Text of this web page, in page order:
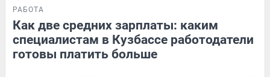
РАБОТА
Как две средних зарплаты: каким
специалистам в Кузбассе работодатели
готовы платить больше